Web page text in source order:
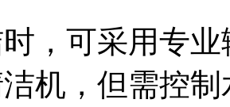
，可采用专
机，但需控